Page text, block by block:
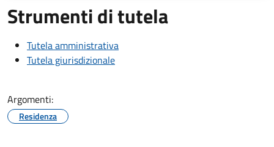
Strumenti di tutela
Tutela amministrativa
Tutela giurisdizionale
Argomenti:
Residenza